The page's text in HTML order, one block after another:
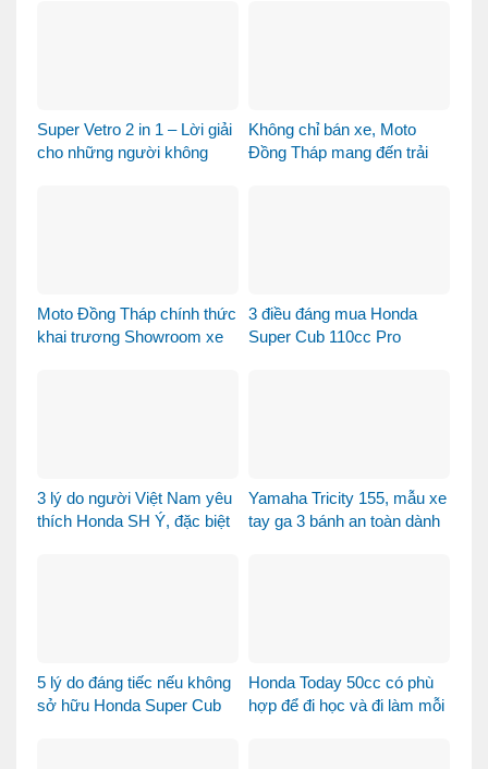
Super Vetro 2 in 1 – Lời giải
cho những người không
Không chỉ bán xe, Moto
Đồng Tháp mang đến trải
Moto Đồng Tháp chính thức
khai trương Showroom xe
3 điều đáng mua Honda
Super Cub 110cc Pro
3 lý do người Việt Nam yêu
thích Honda SH Ý, đặc biệt
Yamaha Tricity 155, mẫu xe
tay ga 3 bánh an toàn dành
5 lý do đáng tiếc nếu không
sở hữu Honda Super Cub
Honda Today 50cc có phù
hợp để đi học và đi làm mỗi